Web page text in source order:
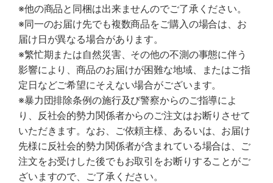
※他の商品と同梱は出来ませんのでご了承ください。
※同一のお届け先でも複数商品をご購入の場合は、お
届け日が異なる場合があります。
※繁忙期または自然災害、その他の不測の事態に伴う
影響により、商品のお届けが困難な地域、またはご指
定日などご希望にそえない場合がございます。
※暴力団排除条例の施行及び警察からのご指導によ
り、反社会的勢力関係者からのご注文はお断りさせて
いただきます。なお、ご依頼主様、あるいは、お届け
先様に反社会的勢力関係者が含まれている場合は、ご
注文をお受けした後でもお取引をお断りすることがご
ざいますので、ご了承ください。